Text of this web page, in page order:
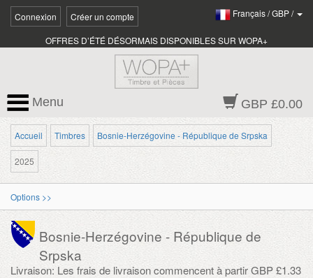
Connexion Créer un compte Français/GBP/
OFFRES D’ÉTÉ DÉSORMAIS DISPONIBLES SUR WOPA+
GBP £0.00
Menu
Accueil Timbres Bosnie-Herzégovine - République de Srpska
2025
Options >>
Bosnie-Herzégovine - République de
Srpska
Livraison: Les frais de livraison commencent à partir GBP £1.33